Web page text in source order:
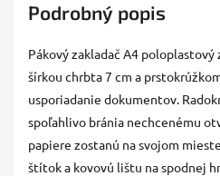
Podrobný popis
Pákový zakladač A4 poloplastový
šírkou chrbta 7 cm a
usporiadanie dokumentov.
spoľahlivo bránia nechcenému
papiere zostanú na svojom
štítok a kovovú lištu na spodnej